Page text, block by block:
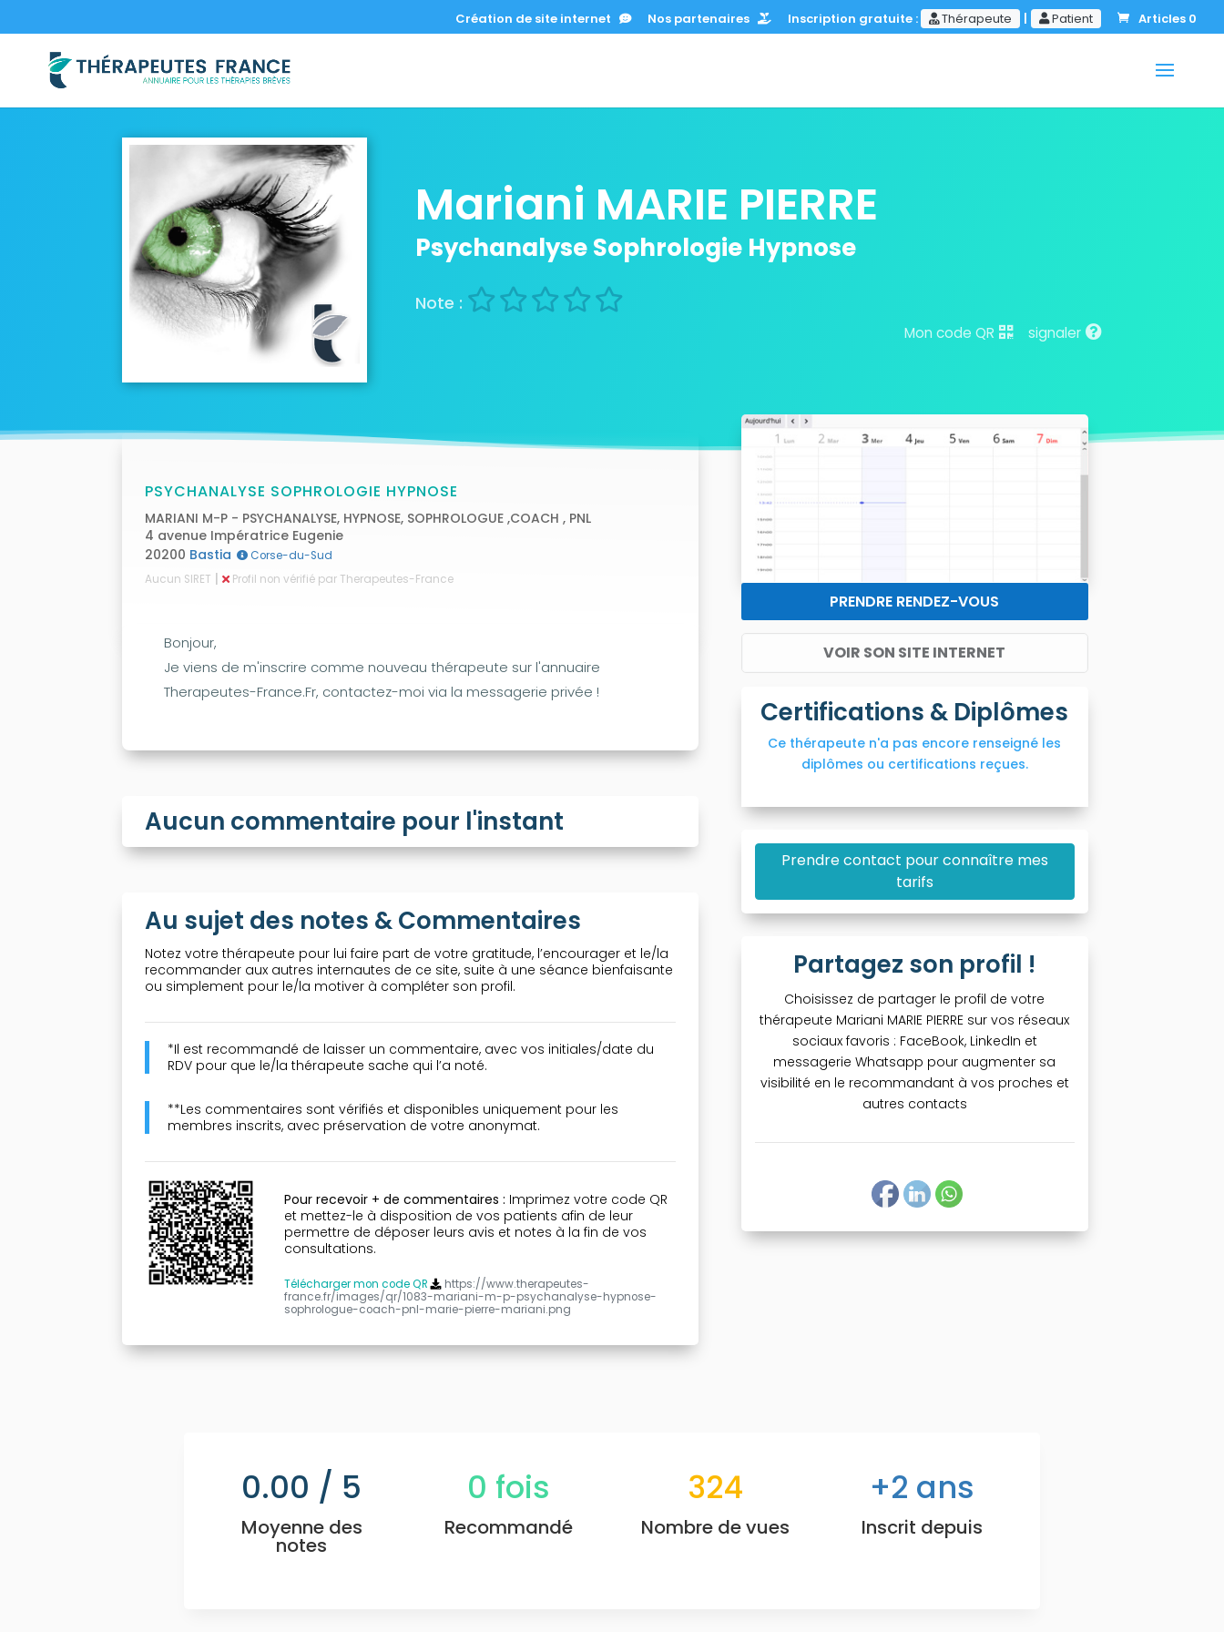
Création de site internet Nos partenaires Inscription gratuite : Thérapeute | Patient Articles 0
Mariani MARIE PIERRE
Psychanalyse Sophrologie Hypnose
signaler
Mon code QR
PSYCHANALYSE SOPHROLOGIE HYPNOSE
MARIANI M-P - PSYCHANALYSE, HYPNOSE, SOPHROLOGUE ,COACH , PNL
4 avenue Impératrice Eugenie
20200 Bastia
Corse-du-Sud
Aucun SIRET | Profil non vérifié par Therapeutes-France
Bonjour,
Je viens de m'inscrire comme nouveau thérapeute sur l'annuaire
Therapeutes-France.Fr, contactez-moi via la messagerie privée !
Aucun commentaire pour l'instant
Au sujet des notes & Commentaires
Notez votre thérapeute pour lui faire part de votre gratitude, l’encourager et le/la
recommander aux autres internautes de ce site, suite à une séance bienfaisante
ou simplement pour le/la motiver à compléter son profil.
*Il est recommandé de laisser un commentaire, avec vos initiales/date du
RDV pour que le/la thérapeute sache qui l’a noté.
**Les commentaires sont vérifiés et disponibles uniquement pour les
membres inscrits, avec préservation de votre anonymat.
Pour recevoir + de commentaires : Imprimez votre code QR
et mettez-le à disposition de vos patients afin de leur
permettre de déposer leurs avis et notes à la fin de vos
consultations.
Télécharger mon code QR
https://www.therapeutes-
france.fr/images/qr/1083-mariani-m-p-psychanalyse-hypnose-
sophrologue-coach-pnl-marie-pierre-mariani.png
PRENDRE RENDEZ-VOUS
VOIR SON SITE INTERNET
Certifications & Diplômes
Ce thérapeute n'a pas encore renseigné les
diplômes ou certifications reçues.
Prendre contact pour connaître mes
tarifs
Partagez son profil !
Choisissez de partager le profil de votre
thérapeute Mariani MARIE PIERRE sur vos réseaux
sociaux favoris : FaceBook, LinkedIn et
messagerie Whatsapp pour augmenter sa
visibilité en le recommandant à vos proches et
autres contacts
0.00 / 5
Moyenne des
notes
0 fois
Recommandé
324
Nombre de vues
2 ans
Inscrit depuis